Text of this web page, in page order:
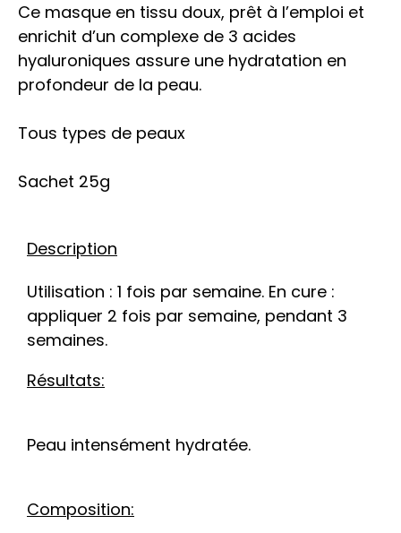
Ce masque en tissu doux, prêt à l’emploi et
enrichit d’un complexe de 3 acides
hyaluroniques assure une hydratation en
profondeur de la peau.
Tous types de peaux
Sachet 25g
Description
Utilisation : 1 fois par semaine. En cure :
appliquer 2 fois par semaine, pendant 3
semaines.
Résultats:
Peau intensément hydratée.
Composition: